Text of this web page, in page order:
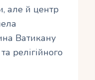
але й центр
Ватикану
релігійного